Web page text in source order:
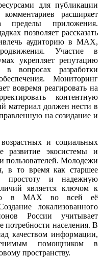
для публикации
расширяет
приложения.
позволяет рассказать
аудиторию в MAX,
Участие в
укрепляет репутацию
вопросах разработки
Мониторинг
вовремя реагировать на
контентную
материал должен нести в
на созидание и
и социальных
развитие экосистемы и
пользователей. Молодежи
в то время как старшее
простоту и надежную
является ключом к
в MAX во всей её
локализованного
России учитывает
потребности населения. В
качеством информации,
помощником в
пространству.